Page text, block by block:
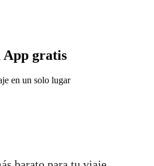
App gratis
en un solo lugar